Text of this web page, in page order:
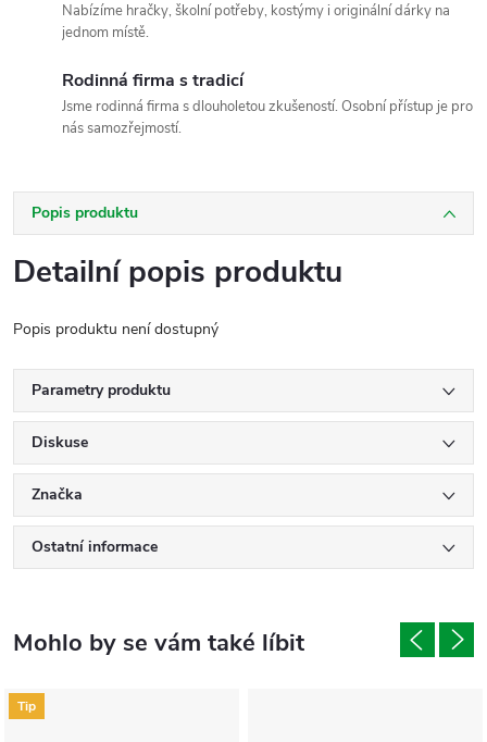
Nabízíme hračky, školní potřeby, kostýmy i originální dárky na
jednom místě.
Rodinná firma s tradicí
Jsme rodinná firma s dlouholetou zkušeností. Osobní přístup je pro
nás samozřejmostí.
Popis produktu
Detailní popis produktu
Popis produktu není dostupný
Parametry produktu
Diskuse
Značka
Ostatní informace
Tip